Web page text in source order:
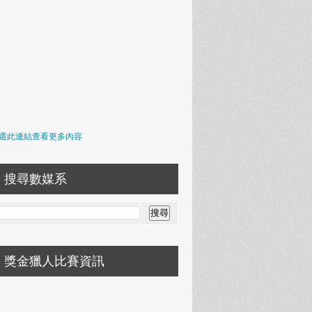
此連結查看更多內容
搜尋數媒系
獎金獵人比賽資訊